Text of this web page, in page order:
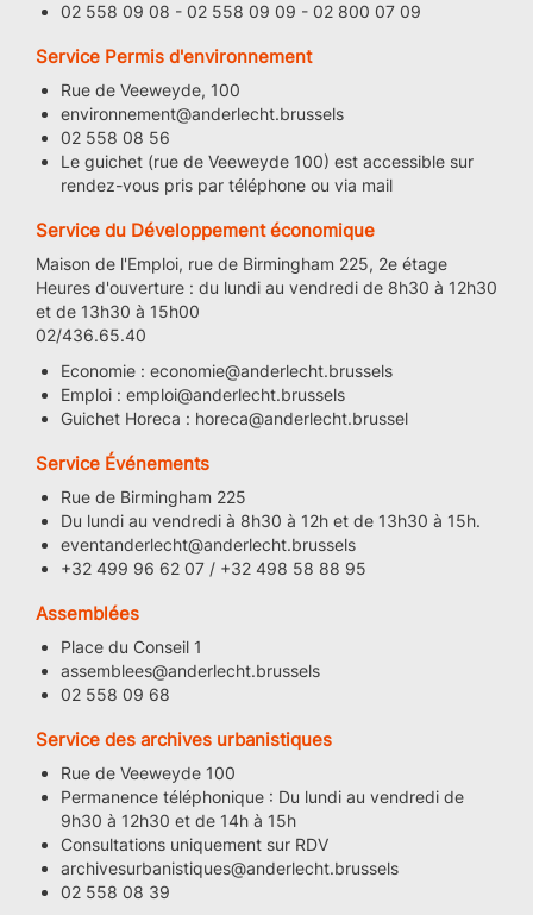
02 558 09 08 - 02 558 09 09 - 02 800 07 09
Service Permis d'environnement
Rue de Veeweyde, 100
environnement@anderlecht.brussels
02 558 08 56
Le guichet (rue de Veeweyde 100) est accessible sur
rendez-vous pris par téléphone ou via mail
Service du Développement économique
Maison de l'Emploi, rue de Birmingham 225, 2e étage
Heures d'ouverture : du lundi au vendredi de 8h30 à 12h30
et de 13h30 à 15h00
02/436.65.40
Economie : economie@anderlecht.brussels
Emploi : emploi@anderlecht.brussels
Guichet Horeca : horeca@anderlecht.brussel
Service Événements
Rue de Birmingham 225
Du lundi au vendredi à 8h30 à 12h et de 13h30 à 15h.
eventanderlecht@anderlecht.brussels
+32 499 96 62 07 / +32 498 58 88 95
Assemblées
Place du Conseil 1
assemblees@anderlecht.brussels
02 558 09 68
Service des archives urbanistiques
Rue de Veeweyde 100
Permanence téléphonique : Du lundi au vendredi de
9h30 à 12h30 et de 14h à 15h
Consultations uniquement sur RDV
archivesurbanistiques@anderlecht.brussels
02 558 08 39